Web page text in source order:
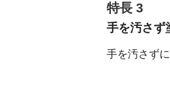
特長 3
手を汚さず
手を汚さず